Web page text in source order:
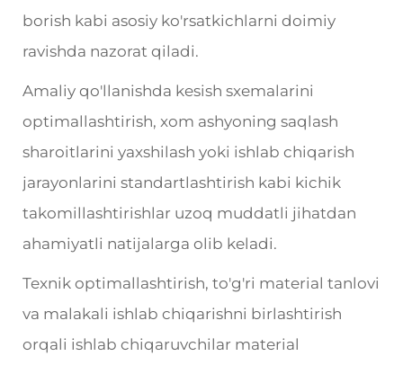
borish kabi asosiy ko'rsatkichlarni doimiy
ravishda nazorat qiladi.
Amaliy qo'llanishda kesish sxemalarini
optimallashtirish, xom ashyoning saqlash
sharoitlarini yaxshilash yoki ishlab chiqarish
jarayonlarini standartlashtirish kabi kichik
takomillashtirishlar uzoq muddatli jihatdan
ahamiyatli natijalarga olib keladi.
Texnik optimallashtirish, to'g'ri material tanlovi
va malakali ishlab chiqarishni birlashtirish
orqali ishlab chiqaruvchilar material